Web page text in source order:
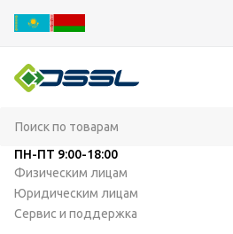
ПН-ПТ 9:00-18:00
Физическим лицам
Юридическим лицам
Сервис и поддержка